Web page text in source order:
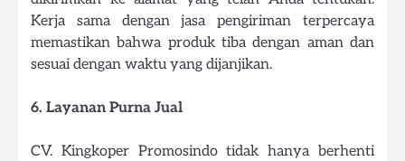
Kerja sama dengan jasa pengiriman terpercaya
memastikan bahwa produk tiba dengan aman dan
sesuai dengan waktu yang dijanjikan.
6. Layanan Purna Jual
CV. Kingkoper Promosindo tidak hanya berhenti